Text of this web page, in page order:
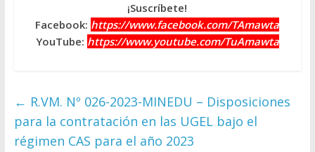
¡Suscríbete!
Facebook: https://www.facebook.com/TAmawta
YouTube: https://www.youtube.com/TuAmawta
← R.VM. Nº 026-2023-MINEDU – Disposiciones
para la contratación en las UGEL bajo el
régimen CAS para el año 2023